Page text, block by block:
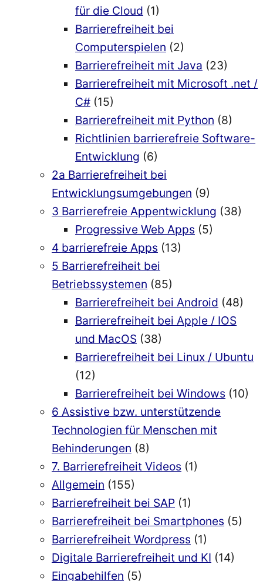
für die Cloud (1)
Barrierefreiheit bei
Computerspielen (2)
Barrierefreiheit mit Java (23)
Barrierefreiheit mit Microsoft .net /
C# (15)
Barrierefreiheit mit Python (8)
Richtlinien barrierefreie Software-
Entwicklung (6)
2a Barrierefreiheit bei
Entwicklungsumgebungen (9)
3 Barrierefreie Appentwicklung (38)
Progressive Web Apps (5)
4 barrierefreie Apps (13)
5 Barrierefreiheit bei
Betriebssystemen (85)
Barrierefreiheit bei Android (48)
Barrierefreiheit bei Apple / IOS
und MacOS (38)
Barrierefreiheit bei Linux / Ubuntu
(12)
Barrierefreiheit bei Windows (10)
6 Assistive bzw. unterstützende
Technologien für Menschen mit
Behinderungen (8)
7. Barrierefreiheit Videos (1)
Allgemein (155)
Barrierefreiheit bei SAP (1)
Barrierefreiheit bei Smartphones (5)
Barrierefreiheit Wordpress (1)
Digitale Barrierefreiheit und KI (14)
Eingabehilfen (5)